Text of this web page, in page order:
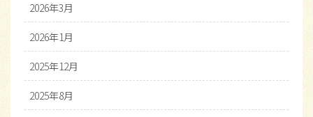
2026年3月
2026年1月
2025年12月
2025年8月